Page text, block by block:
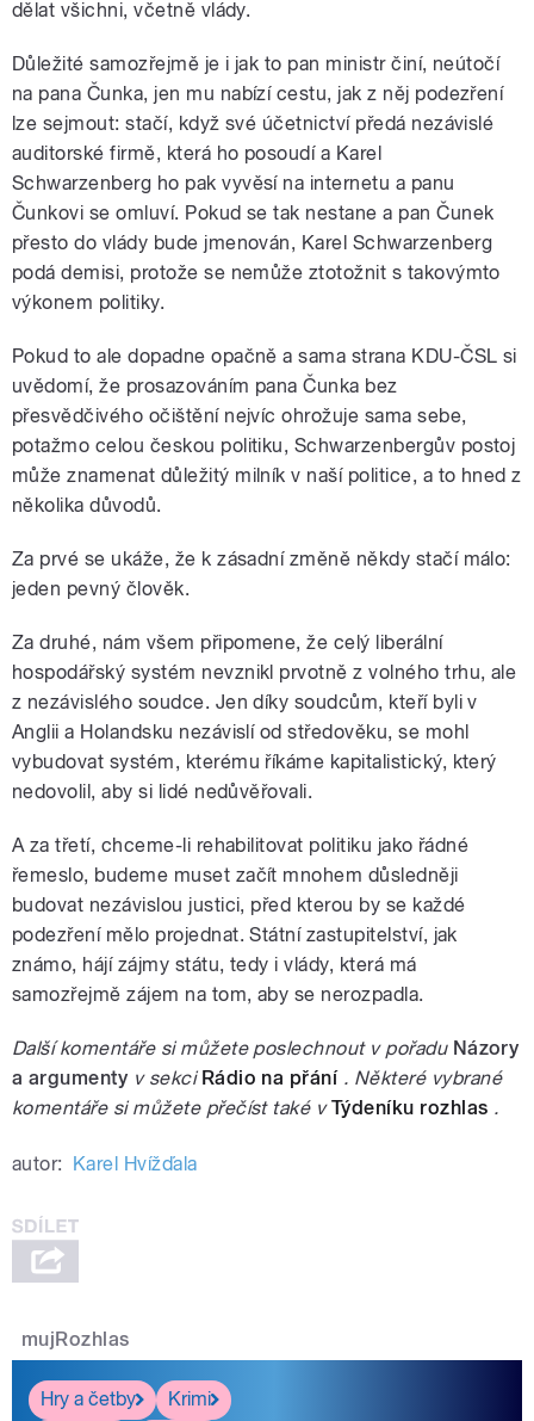
dělat všichni, včetně vlády.
Důležité samozřejmě je i jak to pan ministr činí, neútočí
na pana Čunka, jen mu nabízí cestu, jak z něj podezření
lze sejmout: stačí, když své účetnictví předá nezávislé
auditorské firmě, která ho posoudí a Karel
Schwarzenberg ho pak vyvěsí na internetu a panu
Čunkovi se omluví. Pokud se tak nestane a pan Čunek
přesto do vlády bude jmenován, Karel Schwarzenberg
podá demisi, protože se nemůže ztotožnit s takovýmto
výkonem politiky.
Pokud to ale dopadne opačně a sama strana KDU-ČSL si
uvědomí, že prosazováním pana Čunka bez
přesvědčivého očištění nejvíc ohrožuje sama sebe,
potažmo celou českou politiku, Schwarzenbergův postoj
může znamenat důležitý milník v naší politice, a to hned z
několika důvodů.
Za prvé se ukáže, že k zásadní změně někdy stačí málo:
jeden pevný člověk.
Za druhé, nám všem připomene, že celý liberální
hospodářský systém nevznikl prvotně z volného trhu, ale
z nezávislého soudce. Jen díky soudcům, kteří byli v
Anglii a Holandsku nezávislí od středověku, se mohl
vybudovat systém, kterému říkáme kapitalistický, který
nedovolil, aby si lidé nedůvěřovali.
A za třetí, chceme-li rehabilitovat politiku jako řádné
řemeslo, budeme muset začít mnohem důsledněji
budovat nezávislou justici, před kterou by se každé
podezření mělo projednat. Státní zastupitelství, jak
známo, hájí zájmy státu, tedy i vlády, která má
samozřejmě zájem na tom, aby se nerozpadla.
Další komentáře si můžete poslechnout v pořadu Názory
a argumenty v sekci Rádio na přání . Některé vybrané
komentáře si můžete přečíst také vTýdeníku rozhlas .
autor: Karel Hvížďala
mujRozhlas
Hry a četby Krimi